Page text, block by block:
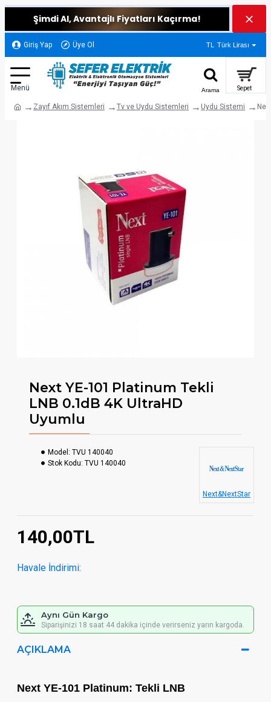
Şimdi Al, Avantajlı Fiyatları Kaçırma!
Giriş Yap Üye Ol TL Türk Lirası
Zayıf Akım Sistemleri Tv ve Uydu Sistemleri Uydu Sistemi
Next YE-101 Platinum Tekli
LNB 0.1dB 4K UltraHD
Uyumlu
140,00TL
Havale İndirimi:
Model: TVU 140040
Stok Kodu: TVU 140040
Next&NextStar
Aynı Gün Kargo
Siparişinizi 18 saat 44 dakika içinde verirseniz yarın kargoda.
AÇIKLAMA
Next YE-101 Platinum: Tekli LNB